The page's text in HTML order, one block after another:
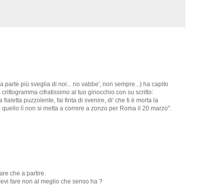
parte più sveglia di noi... no vabbe', non sempre...) ha capito
cifratissimo al tuo ginocchio con su scritto:
puzzolente, fai finta di svenire, di' che ti è morta la
lì non si metta a correre a zonzo per Roma il 20 marzo".
che a partire.
fare non al meglio che senso ha ?